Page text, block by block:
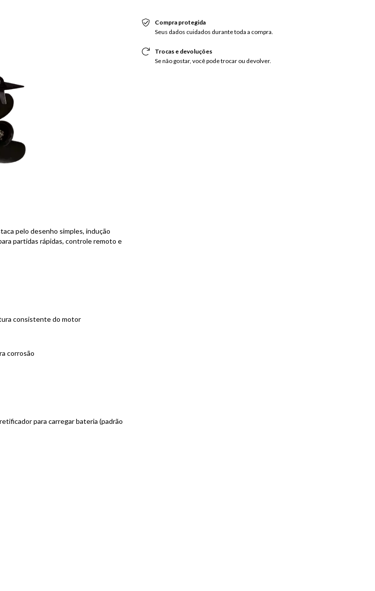
pelo desenho simples, indução
partidas rápidas, controle remoto e
consistente do motor
corrosão
para carregar bateria (padrão
Compra protegida
Seus dados cuidados durante toda a compra.
Trocas e devoluções
Se não gostar, você pode trocar ou devolver.